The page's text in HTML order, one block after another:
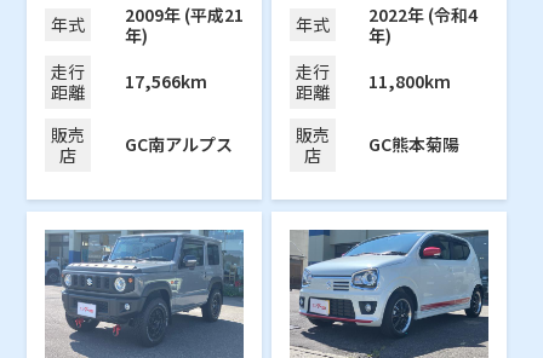
年式
2009年 (平成21
年)
走行
距離
17,566km
販売
店
GC南アルプス
年式
2022年 (令和4
年)
走行
距離
11,800km
販売
店
GC熊本菊陽